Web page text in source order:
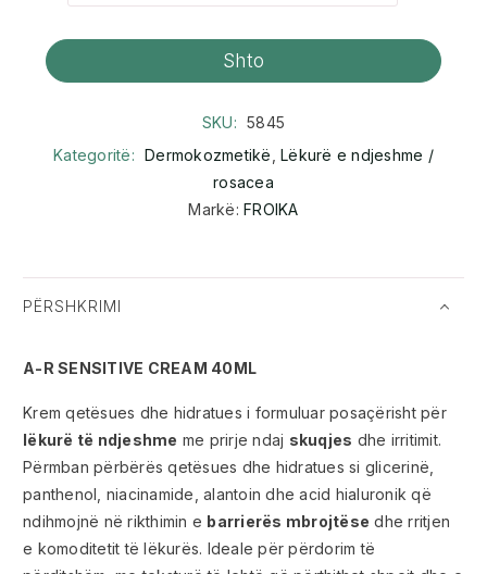
Shto
SKU: 5845
Kategoritë: Dermokozmetikë ,Lëkurë e ndjeshme /
rosacea
Markë:FROIKA
PËRSHKRIMI
A-R SENSITIVE CREAM 40ML
Krem qetësues dhe hidratues i formuluar posaçërisht për
lëkurë të ndjeshme me prirje ndaj skuqjes dhe irritimit.
Përmban përbërës qetësues dhe hidratues si glicerinë,
panthenol, niacinamide, alantoin dhe acid hialuronik që
ndihmojnë në rikthimin e barrierës mbrojtëse dhe rritjen
e komoditetit të lëkurës. Ideale për përdorim të